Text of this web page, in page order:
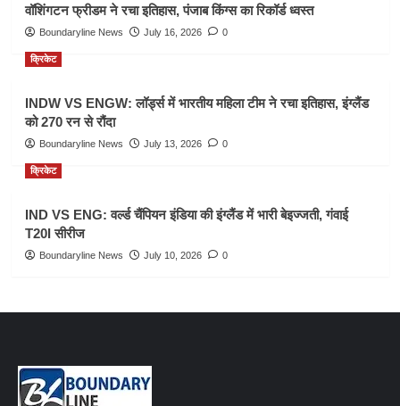
वॉशिंगटन फ्रीडम ने रचा इतिहास, पंजाब किंग्स का रिकॉर्ड ध्वस्त
Boundaryline News July 16, 2026 0
क्रिकेट
INDW VS ENGW: लॉर्ड्स में भारतीय महिला टीम ने रचा इतिहास, इंग्लैंड
को 270 रन से रौंदा
Boundaryline News July 13, 2026 0
क्रिकेट
IND VS ENG: वर्ल्ड चैंपियन इंडिया की इंग्लैंड में भारी बेइज्जती, गंवाई
T20I सीरीज
Boundaryline News July 10, 2026 0